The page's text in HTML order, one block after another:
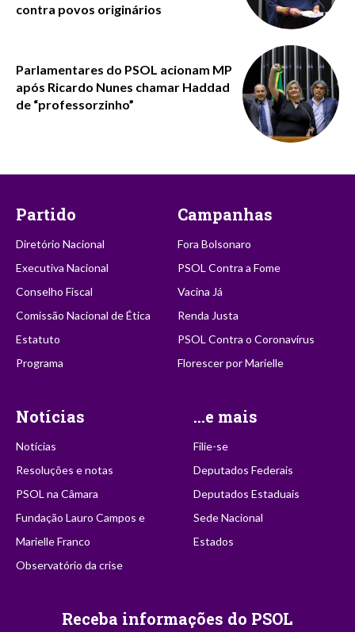
contra povos originários
Parlamentares do PSOL acionam MP
após Ricardo Nunes chamar Haddad
de “professorzinho”
Partido
Diretório Nacional
Executiva Nacional
Conselho Fiscal
Comissão Nacional de Ética
Estatuto
Programa
Campanhas
Fora Bolsonaro
PSOL Contra a Fome
Vacina Já
Renda Justa
PSOL Contra o Coronavírus
Florescer por Marielle
Notícias
Notícias
Resoluções e notas
PSOL na Câmara
Fundação Lauro Campos e
Marielle Franco
Observatório da crise
...e mais
Filie-se
Deputados Federais
Deputados Estaduais
Sede Nacional
Estados
Receba informações do PSOL